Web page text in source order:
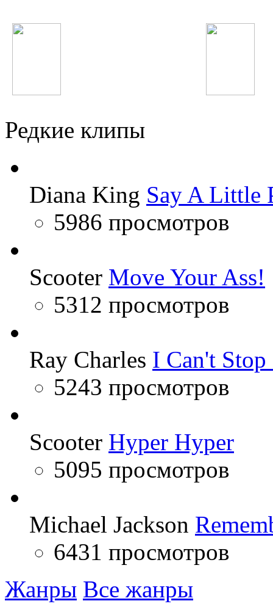
Редкие клипы
Diana King Say A Little
5986 просмотров
Scooter Move Your Ass!
5312 просмотров
Ray Charles I Can't
5243 просмотров
Scooter Hyper Hyper
5095 просмотров
Michael Jackson
6431 просмотров
Жанры Все жанры